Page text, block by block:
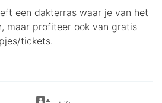
een dakterras waar je van het
maar profiteer ook van gratis
tickets.